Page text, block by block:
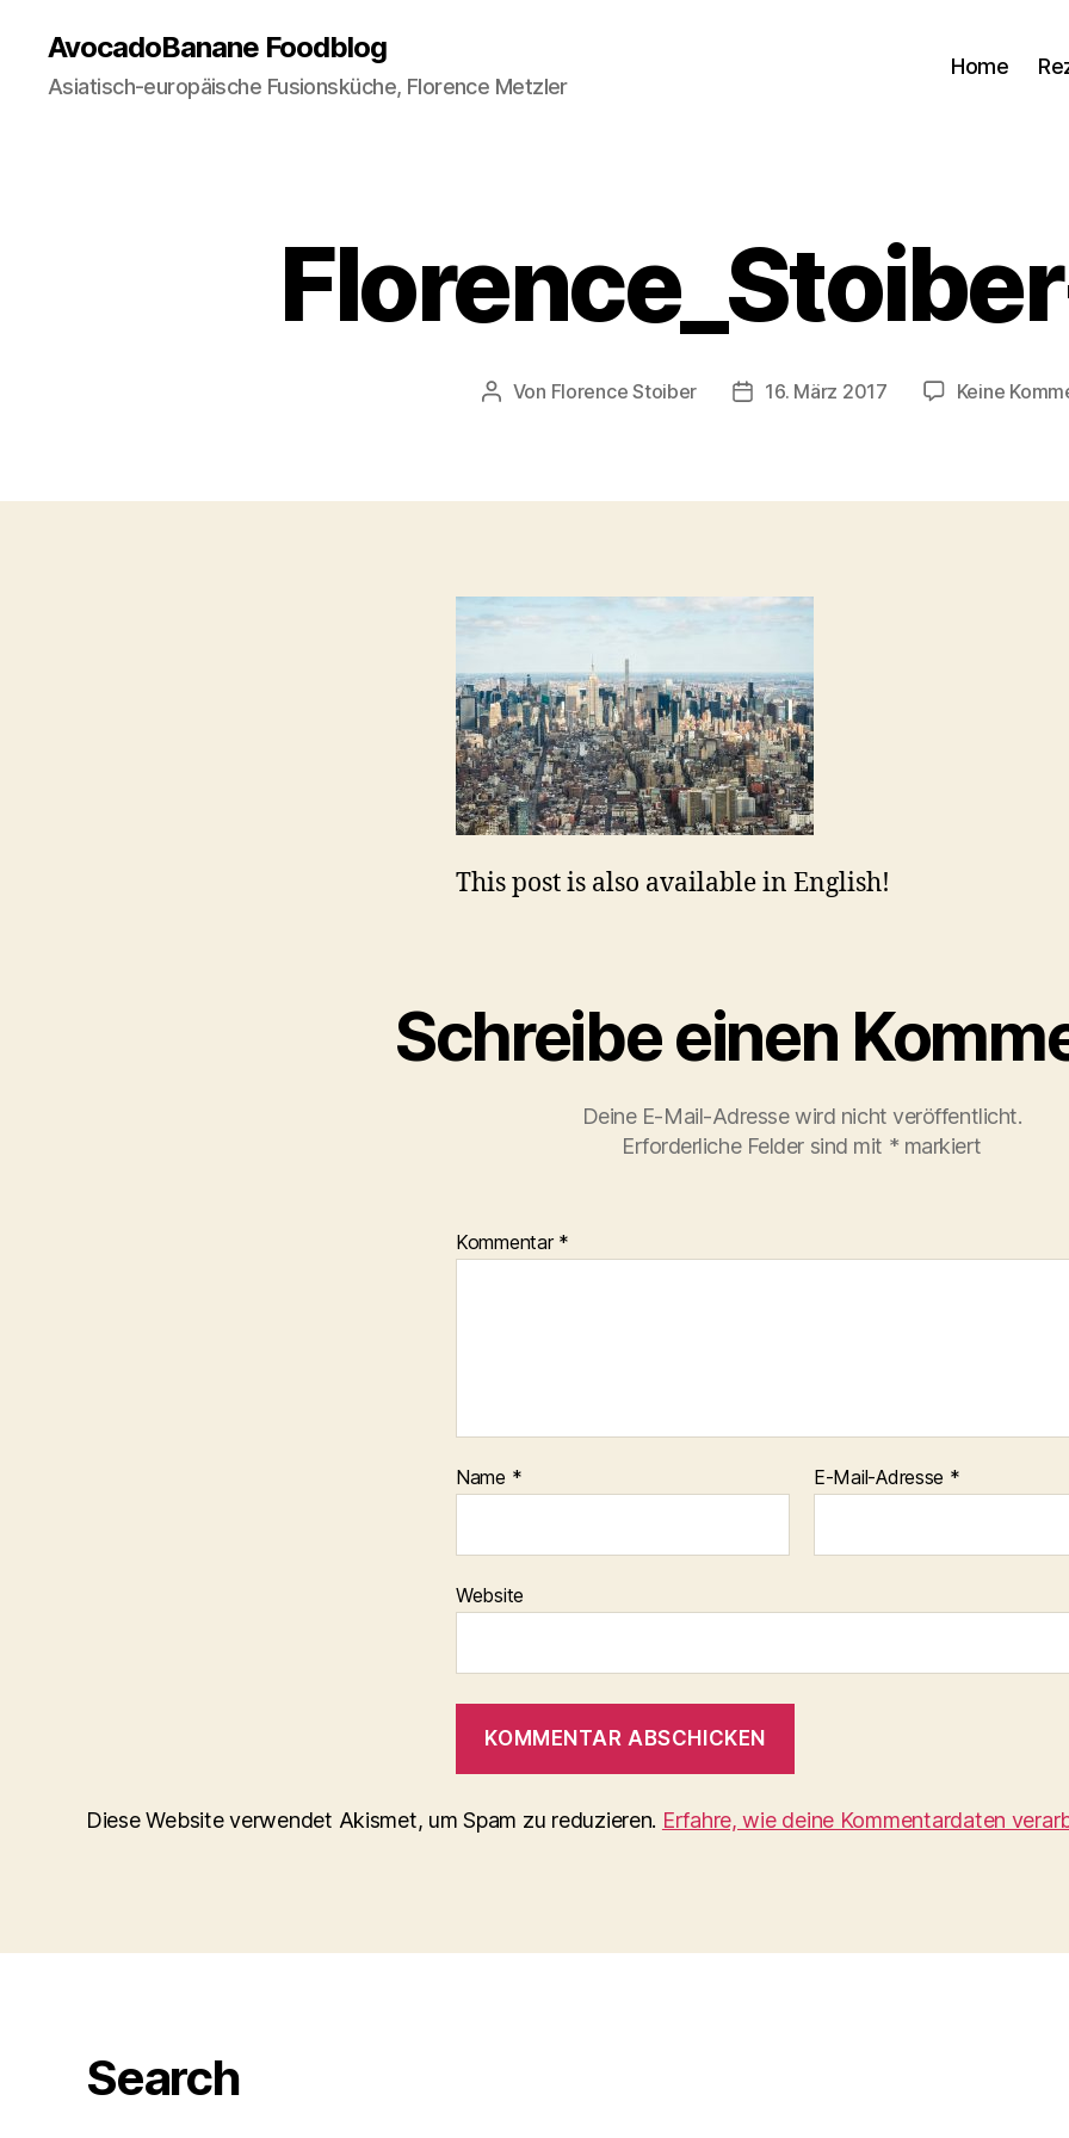
AvocadoBanane Foodblog
Asiatisch-europäische Fusionsküche, Florence Metzler
Home
Beitragsautor
Von Florence Stoiber Veröffentlichungsdatum
16. März 2017 Keine
This post is also available in English!
Schreibe einen
Deine E-Mail-Adresse wird nicht veröffentlicht.
Erforderliche Felder sind mit * markiert
Kommentar *
Name * E-Mail-Adresse *
Website
Diese Website verwendet Akismet, um Spam zu reduzieren. Erfahre, wie deine Kommentardaten
Search